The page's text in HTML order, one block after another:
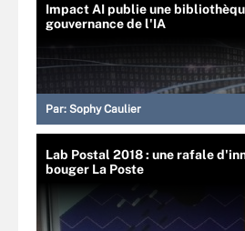
Impact AI publie une
gouvernance de l'IA
Par: Sophy Caulier
Lab Postal 2018 : une rafale
bouger La Poste